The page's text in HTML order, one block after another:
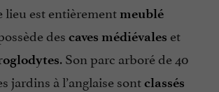
lieu est entièrement meublé
des caves médiévales et
. Son parc arboré de 40
jardins à l’anglaise sontclassés